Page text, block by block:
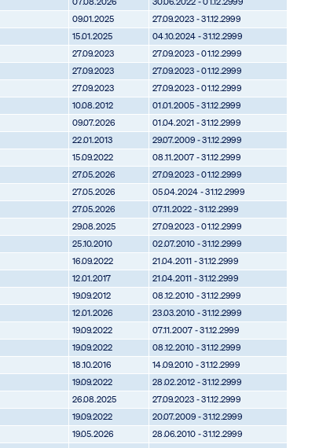
09.01.2025
27.09.2023 - 31.12.2999
15.01.2025
04.10.2024 - 31.12.2999
27.09.2023
27.09.2023 - 01.12.2999
27.09.2023
27.09.2023 - 01.12.2999
27.09.2023
27.09.2023 - 01.12.2999
10.08.2012
01.01.2005 - 31.12.2999
09.07.2026
01.04.2021 - 31.12.2999
22.01.2013
29.07.2009 - 31.12.2999
15.09.2022
08.11.2007 - 31.12.2999
27.05.2026
27.09.2023 - 01.12.2999
27.05.2026
05.04.2024 - 31.12.2999
27.05.2026
07.11.2022 - 31.12.2999
29.08.2025
27.09.2023 - 01.12.2999
25.10.2010
02.07.2010 - 31.12.2999
16.09.2022
21.04.2011 - 31.12.2999
12.01.2017
21.04.2011 - 31.12.2999
19.09.2012
08.12.2010 - 31.12.2999
12.01.2026
23.03.2010 - 31.12.2999
19.09.2022
07.11.2007 - 31.12.2999
19.09.2022
08.12.2010 - 31.12.2999
18.10.2016
14.09.2010 - 31.12.2999
19.09.2022
28.02.2012 - 31.12.2999
26.08.2025
27.09.2023 - 31.12.2999
19.09.2022
20.07.2009 - 31.12.2999
19.05.2026
28.06.2010 - 31.12.2999